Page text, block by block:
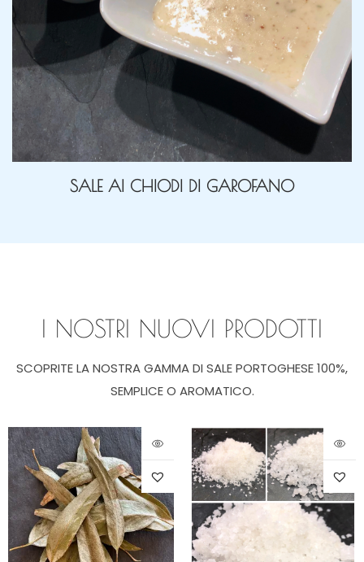
SALE AI CHIODI DI GAROFANO
I NOSTRI NUOVI PRODOTTI
SCOPRITE LA NOSTRA GAMMA DI SALE PORTOGHESE 100%,
SEMPLICE O AROMATICO.